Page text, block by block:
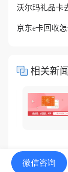
相关新闻
微信咨询